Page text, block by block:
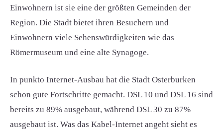
Einwohnern ist sie eine der größten Gemeinden der
Region. Die Stadt bietet ihren Besuchern und
Einwohnern viele Sehenswürdigkeiten wie das
Römermuseum und eine alte Synagoge.
In punkto Internet-Ausbau hat die Stadt Osterburken
schon gute Fortschritte gemacht. DSL 10 und DSL 16 sind
bereits zu 89% ausgebaut, während DSL 30 zu 87%
ausgebaut ist. Was das Kabel-Internet angeht sieht es